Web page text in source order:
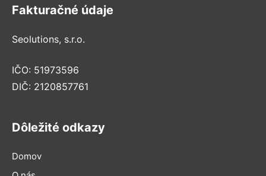
Fakturačné údaje
Seolutions, s.r.o.
IČO: 51973596
DIČ: 2120857761
Dôležité odkazy
Domov